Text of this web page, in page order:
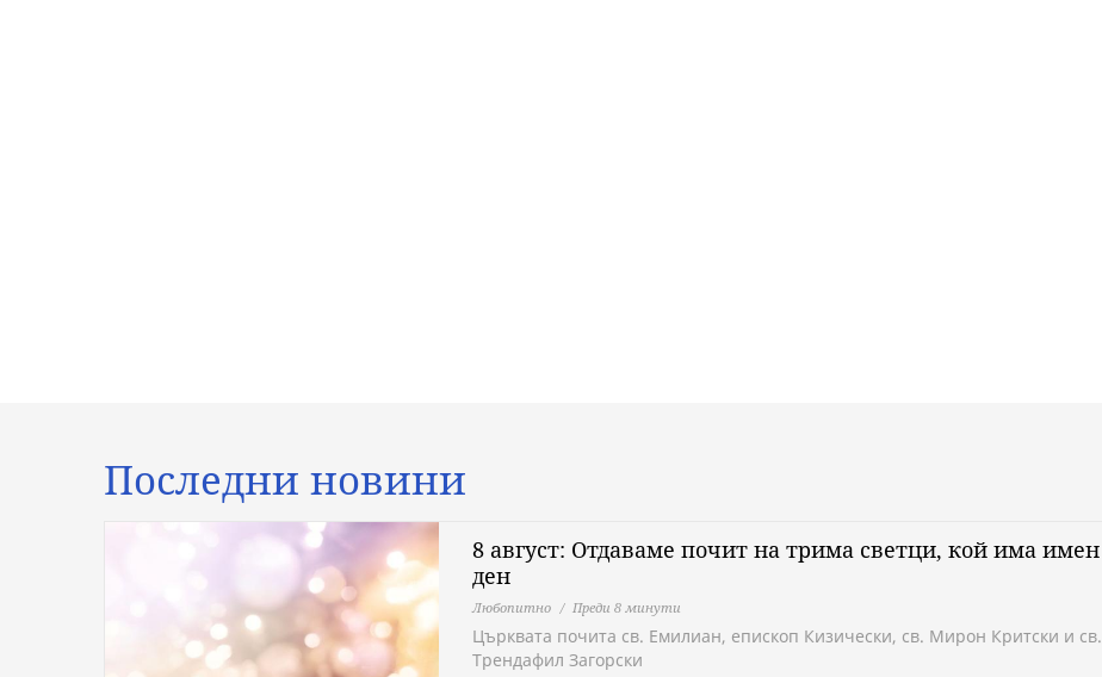
Последни новини
8 август: Отдаваме почит на трима светци, кой има имен
ден
Любопитно Преди 8 минути
Църкватa почита св. Емилиан, епископ Кизически, св. Мирон Критски и св.
Трендафил Загорски